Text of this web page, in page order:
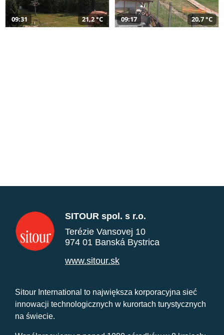
09:31 21,2 °C 09:17 20,7 °C
SITOUR spol. s r.o.
Terézie Vansovej 10
974 01 Banská Bystrica
www.sitour.sk
Sitour International to największa korporacyjna sieć
innowacji technologicznych w kurortach turystycznych
na świecie.